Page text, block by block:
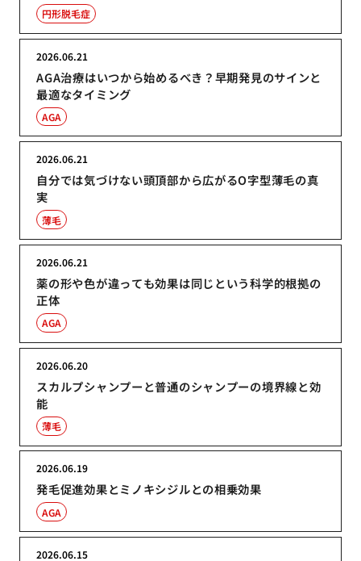
円形脱毛症
AGA治療はいつから始めるべき？早期発見のサインと
最適なタイミング
2026.06.21
AGA
自分では気づけない頭頂部から広がるO字型薄毛の真
実
2026.06.21
薄毛
薬の形や色が違っても効果は同じという科学的根拠の
正体
2026.06.21
AGA
スカルプシャンプーと普通のシャンプーの境界線と効
能
2026.06.20
薄毛
発毛促進効果とミノキシジルとの相乗効果
2026.06.19
AGA
2026.06.15